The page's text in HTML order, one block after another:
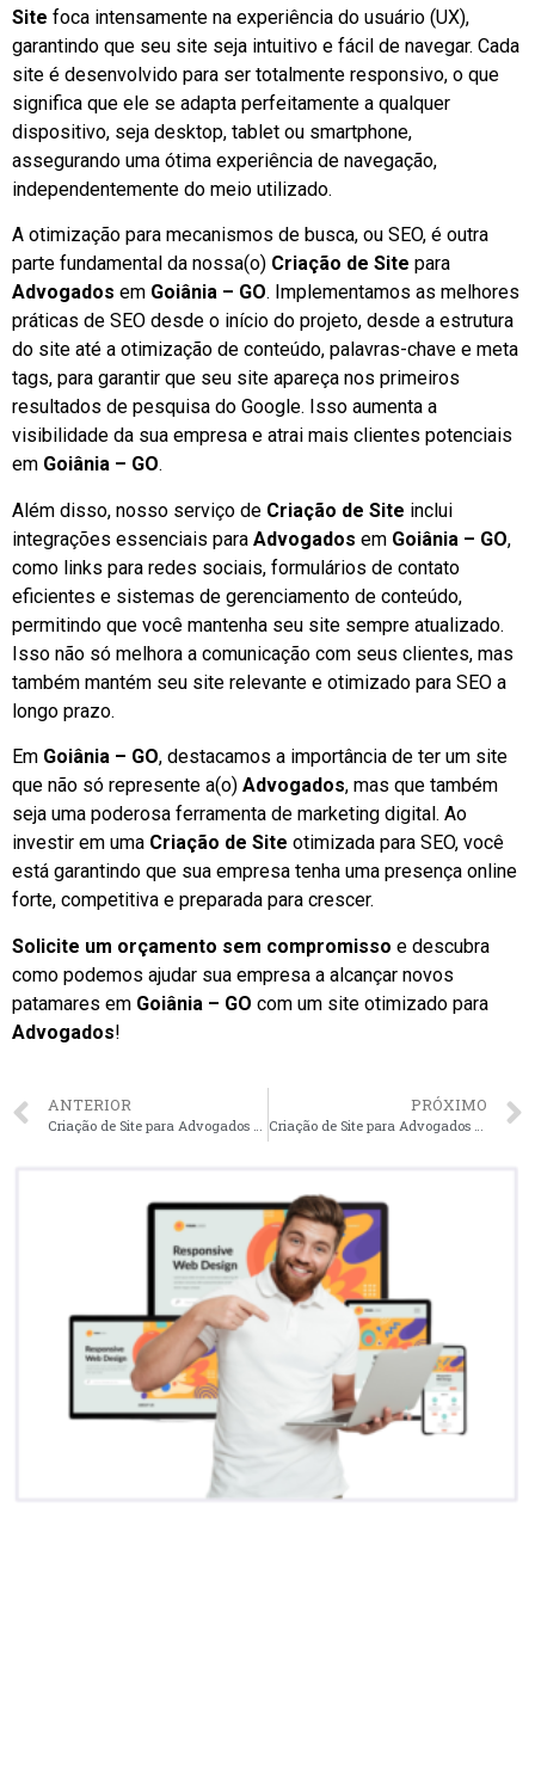
Site foca intensamente na experiência do usuário (UX),
garantindo que seu site seja intuitivo e fácil de navegar. Cada
site é desenvolvido para ser totalmente responsivo, o que
significa que ele se adapta perfeitamente a qualquer
dispositivo, seja desktop, tablet ou smartphone,
assegurando uma ótima experiência de navegação,
independentemente do meio utilizado.
A otimização para mecanismos de busca, ou SEO, é outra
parte fundamental da nossa(o) Criação de Site para
Advogados em Goiânia – GO. Implementamos as melhores
práticas de SEO desde o início do projeto, desde a estrutura
do site até a otimização de conteúdo, palavras-chave e meta
tags, para garantir que seu site apareça nos primeiros
resultados de pesquisa do Google. Isso aumenta a
visibilidade da sua empresa e atrai mais clientes potenciais
em Goiânia – GO.
Além disso, nosso serviço de Criação de Site inclui
integrações essenciais para Advogados em Goiânia – GO,
como links para redes sociais, formulários de contato
eficientes e sistemas de gerenciamento de conteúdo,
permitindo que você mantenha seu site sempre atualizado.
Isso não só melhora a comunicação com seus clientes, mas
também mantém seu site relevante e otimizado para SEO a
longo prazo.
Em Goiânia – GO, destacamos a importância de ter um site
que não só represente a(o) Advogados, mas que também
seja uma poderosa ferramenta de marketing digital. Ao
investir em uma Criação de Site otimizada para SEO, você
está garantindo que sua empresa tenha uma presença online
forte, competitiva e preparada para crescer.
Solicite um orçamento sem compromisso e descubra
como podemos ajudar sua empresa a alcançar novos
patamares em Goiânia – GO com um site otimizado para
Advogados!
ANTERIOR PRÓXIMO